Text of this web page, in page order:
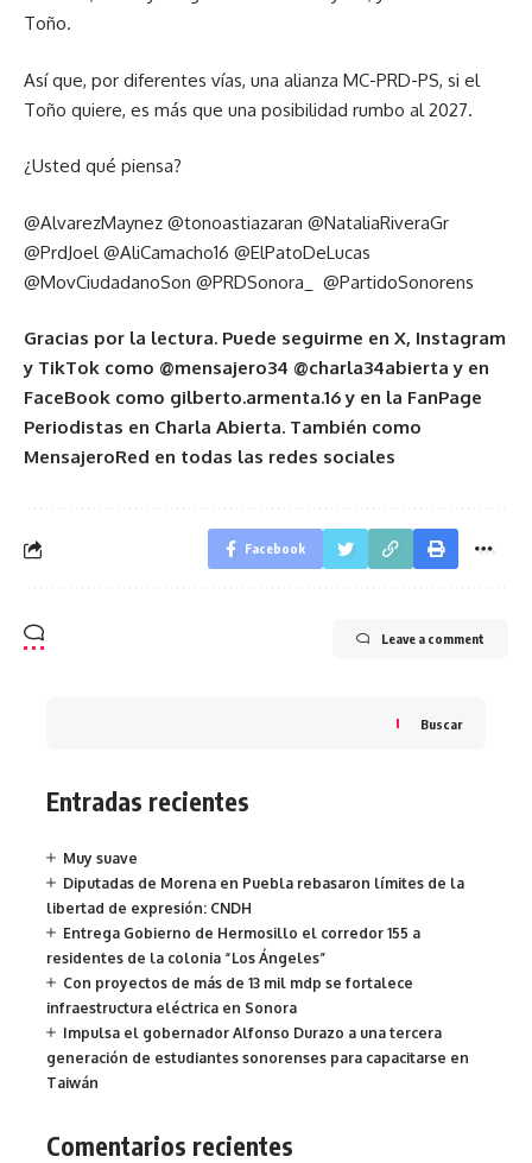
Toño.
Así que, por diferentes vías, una alianza MC-PRD-PS, si el
Toño quiere, es más que una posibilidad rumbo al 2027.
¿Usted qué piensa?
@AlvarezMaynez @tonoastiazaran @NataliaRiveraGr
@PrdJoel @AliCamacho16 @ElPatoDeLucas
@MovCiudadanoSon @PRDSonora_ @PartidoSonorens
Gracias por la lectura. Puede seguirme en X, Instagram
y TikTok como @mensajero34 @charla34abierta y en
FaceBook como gilberto.armenta.16 y en la FanPage
Periodistas en Charla Abierta. También como
MensajeroRed en todas las redes sociales
Facebook
Leave a comment
Buscar
Entradas recientes
Muy suave
Diputadas de Morena en Puebla rebasaron límites de la
libertad de expresión: CNDH
Entrega Gobierno de Hermosillo el corredor 155 a
residentes de la colonia “Los Ángeles”
Con proyectos de más de 13 mil mdp se fortalece
infraestructura eléctrica en Sonora
Impulsa el gobernador Alfonso Durazo a una tercera
generación de estudiantes sonorenses para capacitarse en
Taiwán
Comentarios recientes